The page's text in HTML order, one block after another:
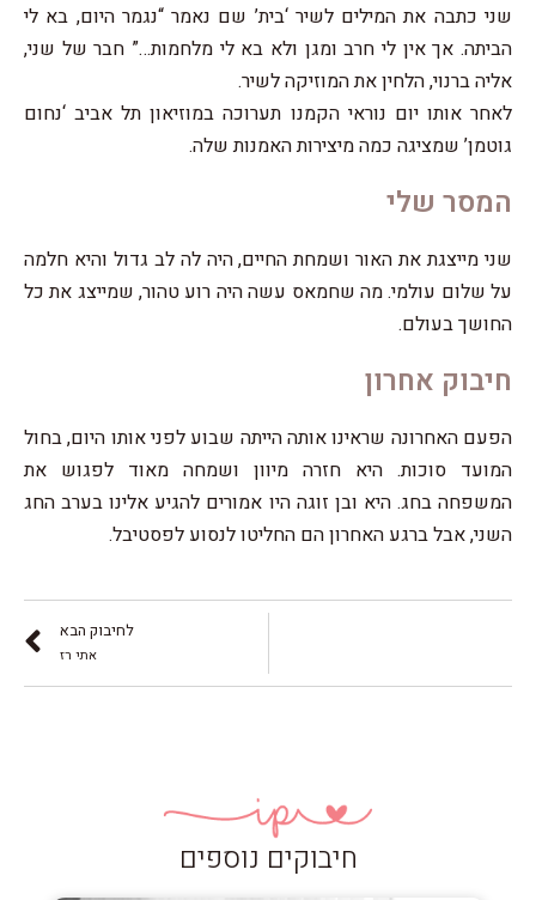
שני כתבה את המילים לשיר ‘בית’ שם נאמר “נגמר היום, בא לי
הביתה. אך אין לי חרב ומגן ולא בא לי מלחמות…” חבר של שני,
אליה ברנוי, הלחין את המוזיקה לשיר.
לאחר אותו יום נוראי הקמנו תערוכה במוזיאון תל אביב ‘נחום
גוטמן’ שמציגה כמה מיצירות האמנות שלה.
המסר שלי
שני מייצגת את האור ושמחת החיים, היה לה לב גדול והיא חלמה
על שלום עולמי. מה שחמאס עשה היה רוע טהור, שמייצג את כל
החושך בעולם.
חיבוק אחרון
הפעם האחרונה שראינו אותה הייתה שבוע לפני אותו היום, בחול
המועד סוכות. היא חזרה מיוון ושמחה מאוד לפגוש את
המשפחה בחג. היא ובן זוגה היו אמורים להגיע אלינו בערב החג
השני, אבל ברגע האחרון הם החליטו לנסוע לפסטיבל.
לחיבוק הבא
אתי רז
חיבוקים נוספים